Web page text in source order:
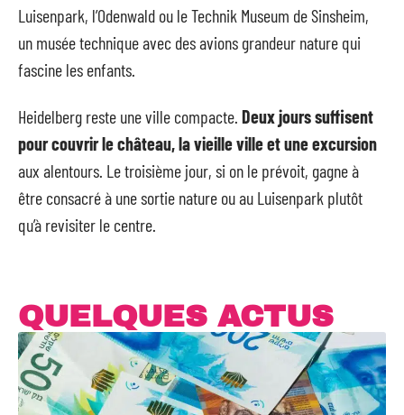
Luisenpark, l’Odenwald ou le Technik Museum de Sinsheim,
un musée technique avec des avions grandeur nature qui
fascine les enfants.
Heidelberg reste une ville compacte. Deux jours suffisent
pour couvrir le château, la vieille ville et une excursion
aux alentours. Le troisième jour, si on le prévoit, gagne à
être consacré à une sortie nature ou au Luisenpark plutôt
qu’à revisiter le centre.
QUELQUES ACTUS